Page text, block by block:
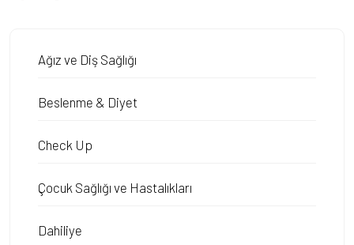
Ağız ve Diş Sağlığı
Beslenme & Diyet
Check Up
Çocuk Sağlığı ve Hastalıkları
Dahiliye